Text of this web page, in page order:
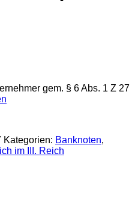
gem. § 6 Abs. 1 Z 27
Kategorien: Banknoten,
im III. Reich